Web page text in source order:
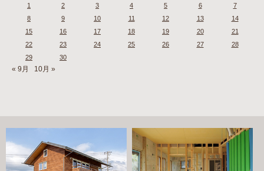
1
2 3 4 5 6
7
8
9 10 11 12 13
14
15
16 17 18 19 20
21
22
23 24 25 26 27
28
29
30
« 9月 10月 »